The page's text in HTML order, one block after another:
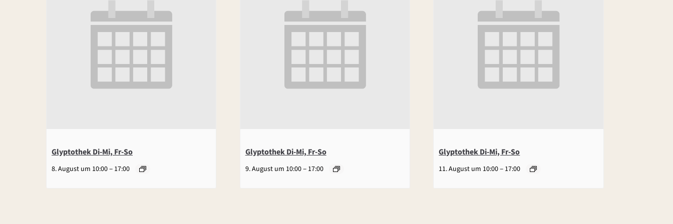
Glyptothek Di-Mi, Fr-So
8. August um 10:00– 17:00
Glyptothek Di-Mi, Fr-So
9. August um 10:00– 17:00
Glyptothek Di-Mi, Fr-So
11. August um 10:00– 17:00